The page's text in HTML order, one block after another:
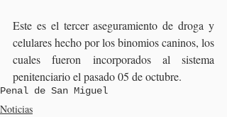
Este es el tercer aseguramiento de droga y
celulares hecho por los binomios caninos, los
cuales fueron incorporados al sistema
penitenciario el pasado 05 de octubre.
Penal de San Miguel
Noticias